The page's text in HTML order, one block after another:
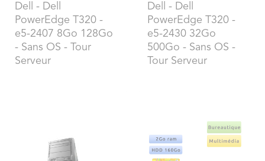
Dell
- Dell
PowerEdge T320 -
e5-2407 8Go 128Go
- Sans OS - Tour
Serveur
Dell
- Dell
PowerEdge T320 -
e5-2430 32Go
500Go - Sans OS -
Tour Serveur